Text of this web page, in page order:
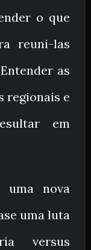
o que
reuni-las
as
regionais e
em
uma nova
uma luta
versus